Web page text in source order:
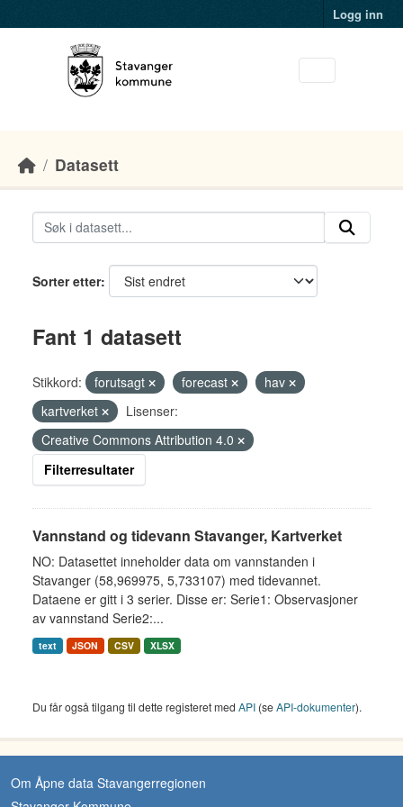
Logg inn
Datasett
Sorter etter
Fant 1 datasett
Stikkord: forutsagt forecast
hav
kartverket
Lisenser:
Creative Commons Attribution 4.0
Filterresultater
Vannstand og tidevann Stavanger, Kartverket
NO: Datasettet inneholder data om vannstanden i
Stavanger (58,969975, 5,733107) med tidevannet.
Dataene er gitt i 3 serier. Disse er: Serie1: Observasjoner
av vannstand Serie2:...
text JSON CSV XLSX
Du får også tilgang til dette registeret med API (seAPI-dokumenter).
Om Åpne data Stavangerregionen